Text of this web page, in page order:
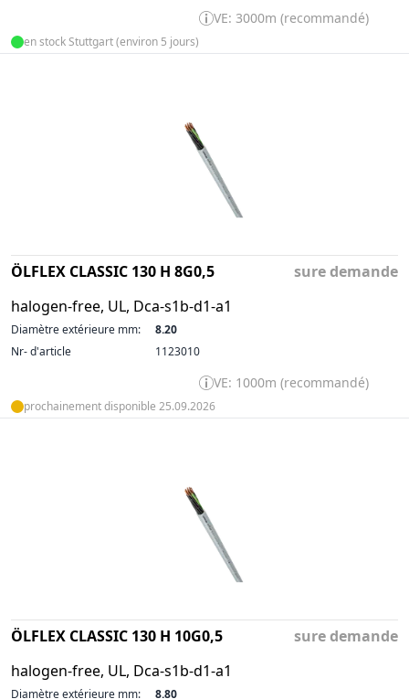
VE: 3000m (recommandé)
en stock Stuttgart (environ 5 jours)
ÖLFLEX CLASSIC 130 H 8G0,5
halogen-free, UL, Dca-s1b-d1-a1
sure demande
Diamètre extérieure mm:
8.20
Nr- d'article
1123010
VE: 1000m (recommandé)
prochainement disponible 25.09.2026
ÖLFLEX CLASSIC 130 H 10G0,5
halogen-free, UL, Dca-s1b-d1-a1
sure demande
Diamètre extérieure mm: 8.80